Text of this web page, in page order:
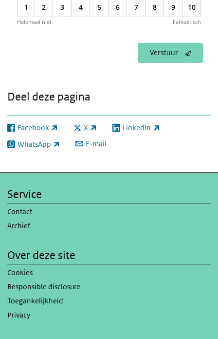
1 2 3 4 5 6 7 8 9 10
Helemaal niet Fantastisch
Verstuur
Deel deze pagina
Facebook
(externe link) X
(externe link) LinkedIn
(externe link)
WhatsApp
(externe link) E-mail
Service
Contact
Archief
Over deze site
Cookies
Responsible disclosure
Toegankelijkheid
Privacy